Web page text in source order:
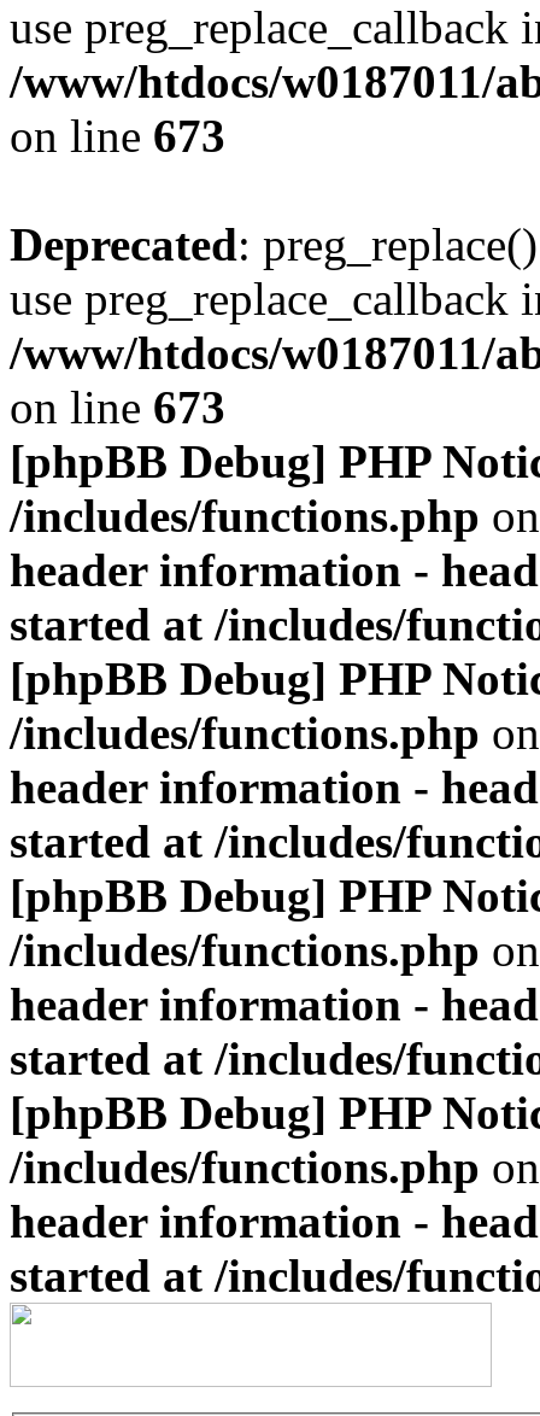
use preg_replace_callback
/www/htdocs/w0187011/
on line 673
Deprecated:
use preg_replace_callback
/www/htdocs/w0187011/
on line 673
[phpBB Debug] PHP
/includes/functions.php
header information -
started at /includes/
[phpBB Debug] PHP
/includes/functions.php
header information -
started at /includes/
[phpBB Debug] PHP
/includes/functions.php
header information -
started at /includes/
[phpBB Debug] PHP
/includes/functions.php
header information -
started at /includes/